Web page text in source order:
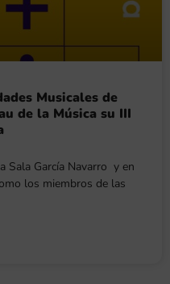
Musicales de
de la Música su III
Sala García Navarro y en
los miembros de las